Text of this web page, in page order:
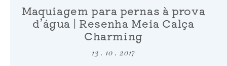
Maquiagem para pernas à prova
d’água | Resenha Meia Calça
Charming
13 . 10 . 2017